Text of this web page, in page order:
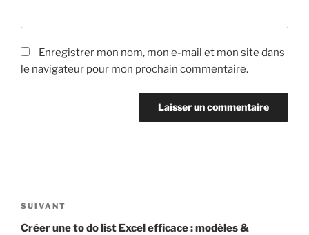
Enregistrer mon nom, mon e-mail et mon site dans
le navigateur pour mon prochain commentaire.
de
l’article
Article
suivant
SUIVANT
Créer une to do list Excel efficace : modèles &